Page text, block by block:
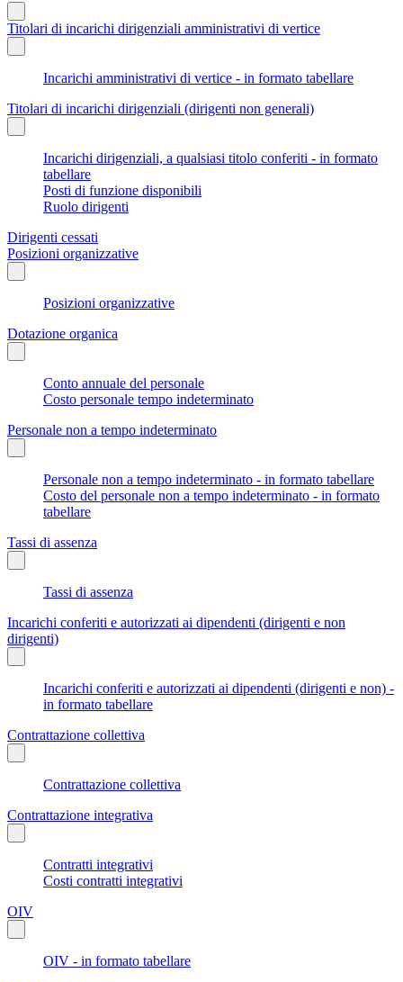
Titolari di incarichi dirigenziali amministrativi di vertice
Incarichi amministrativi di vertice - in formato tabellare
Titolari di incarichi dirigenziali (dirigenti non generali)
Incarichi dirigenziali, a qualsiasi titolo conferiti - in formato
tabellare
Posti di funzione disponibili
Ruolo dirigenti
Dirigenti cessati
Posizioni organizzative
Posizioni organizzative
Dotazione organica
Conto annuale del personale
Costo personale tempo indeterminato
Personale non a tempo indeterminato
Personale non a tempo indeterminato - in formato tabellare
Costo del personale non a tempo indeterminato - in formato
tabellare
Tassi di assenza
Tassi di assenza
Incarichi conferiti e autorizzati ai dipendenti (dirigenti e non
dirigenti)
Incarichi conferiti e autorizzati ai dipendenti (dirigenti e non) -
in formato tabellare
Contrattazione collettiva
Contrattazione collettiva
Contrattazione integrativa
Contratti integrativi
Costi contratti integrativi
OIV
OIV - in formato tabellare